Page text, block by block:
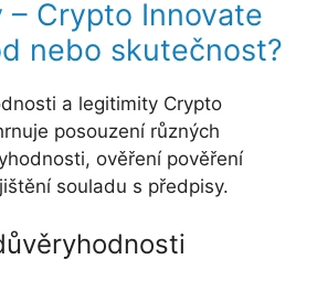
– Crypto Innovate
nebo skutečnost?
a legitimity Crypto
posouzení různých
ověření pověření
souladu s předpisy.